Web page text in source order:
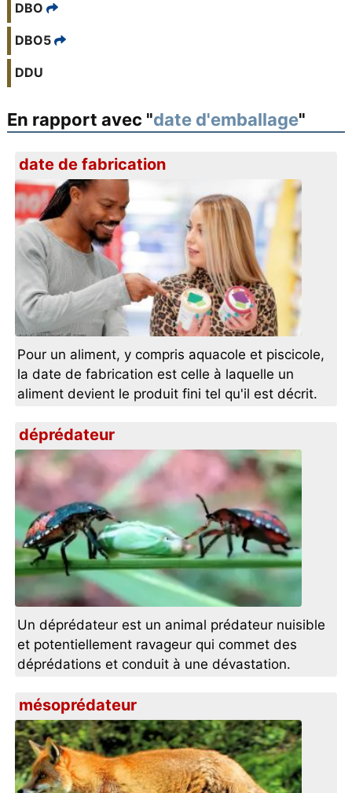
DBO
DBO5
DDU
En rapport avec "date d'emballage"
date de fabrication
Pour un aliment, y compris aquacole et piscicole,
la date de fabrication est celle à laquelle un
aliment devient le produit fini tel qu'il est décrit.
déprédateur
Un déprédateur est un animal prédateur nuisible
et potentiellement ravageur qui commet des
déprédations et conduit à une dévastation.
mésoprédateur